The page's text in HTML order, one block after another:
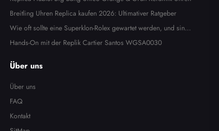
Breitling Uhren Replica kaufen 2026: Ultimativer Ratgeber
Wie oft sollte eine Superklon-Rolex gewartet werden, und sind d
ie Kosten es wert?
Hands-On mit der Replik Cartier Santos WGSA0030
Über uns
Über uns
FAQ
Kontakt